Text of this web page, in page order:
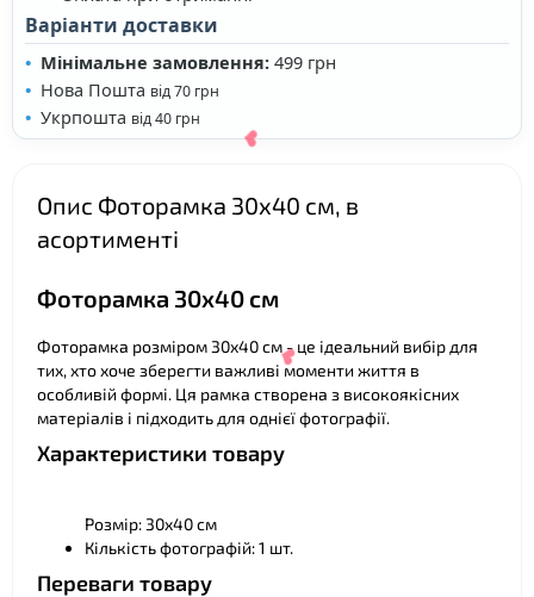
Варіанти доставки
Мінімальне замовлення: 499 грн
Нова Пошта від 70 грн
Укрпошта від 40 грн
Опис Фоторамка 30х40 см, в
асортименті
Фоторамка 30х40 см
Фоторамка розміром 30х40 см - це ідеальний вибір для
тих, хто хоче зберегти важливі моменти життя в
особливій формі. Ця рамка створена з високоякісних
матеріалів і підходить для однієї фотографії.
Характеристики товару
Розмір: 30х40 см
Кількість фотографій: 1 шт.
Переваги товару
❤
❤